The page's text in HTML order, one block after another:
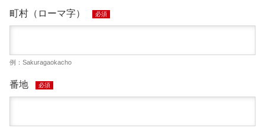
町村（ローマ字） 必須
例：Sakuragaokacho
番地 必須